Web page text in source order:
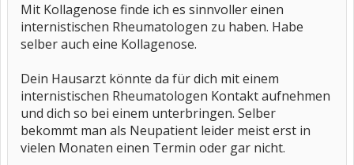
Mit Kollagenose finde ich es sinnvoller einen
internistischen Rheumatologen zu haben. Habe
selber auch eine Kollagenose.
Dein Hausarzt könnte da für dich mit einem
internistischen Rheumatologen Kontakt aufnehmen
und dich so bei einem unterbringen. Selber
bekommt man als Neupatient leider meist erst in
vielen Monaten einen Termin oder gar nicht.